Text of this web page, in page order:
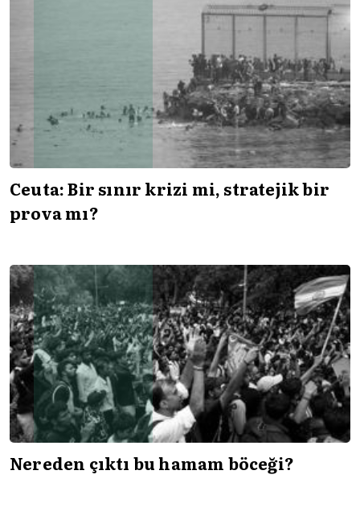
Ceuta: Bir sınır krizi mi, stratejik bir
prova mı?
Nereden çıktı bu hamam böceği?